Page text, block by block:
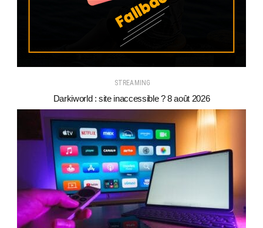
STREAMING
Darkiworld : site inaccessible ? 8 août 2026